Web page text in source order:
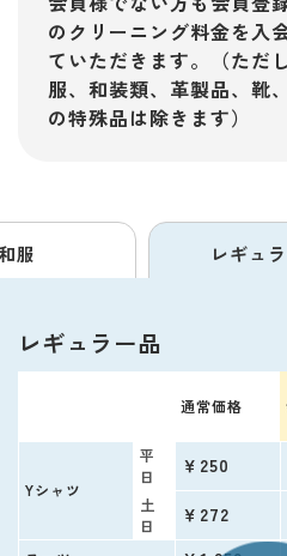
のクリーニング料金を入
ていただきます。（ただ
服、和装類、革製品、靴
の特殊品は除きます）
服 レギュ
レギュラー品
通常価格
Yシャツ
平
日
￥250
土
日
￥272